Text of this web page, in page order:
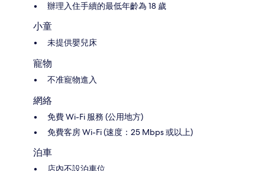
辦理入住手續的最低年齡為 18 歲
小童
未提供嬰兒床
寵物
不准寵物進入
網絡
免費 Wi-Fi 服務 (公用地方)
免費客房 Wi-Fi (速度：25 Mbps 或以上)
泊車
店內不設泊車位